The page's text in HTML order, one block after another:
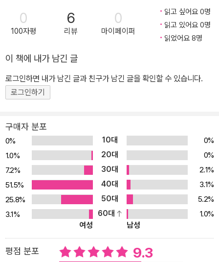
랙티브 스토리텔링 그림책.
0
100자평
6
리뷰
0
마이페이퍼
읽고 싶어요 0명
읽고 있어요 0명
읽었어요 8명
이 책에 내가 남긴 글
로그인하면 내가 남긴 글과 친구가 남긴 글을 확인할 수 있습니다.
로그인하기
구매자 분포
0% 10대
0%
1.0%
20대
0%
7.2%
30대
2.1%
51.5%
40대
3.1%
25.8%
50대
5.2%
3.1%
60대
1.0%
여성
남성
평점 분포 9.3